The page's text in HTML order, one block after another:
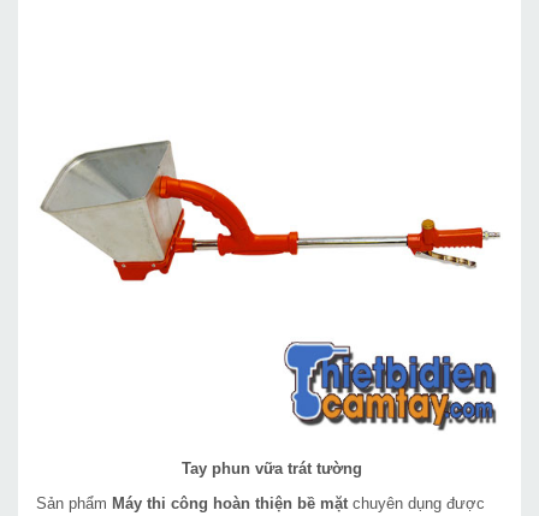
Tay phun vữa trát tường
Sản phẩm Máy thi công hoàn thiện bề mặt chuyên dụng được